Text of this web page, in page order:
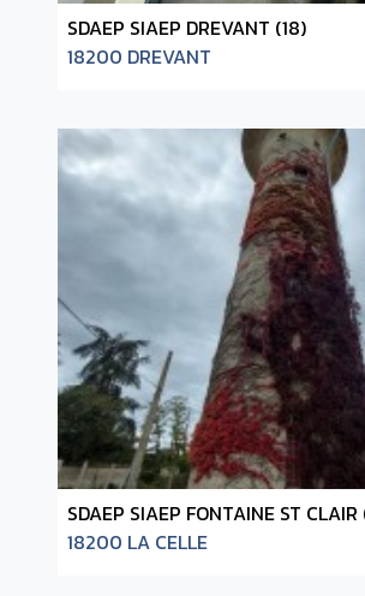
SDAEP SIAEP DREVANT (18)
18200 DREVANT
SDAEP SIAEP FONTAINE ST CLAIR
18200 LA CELLE